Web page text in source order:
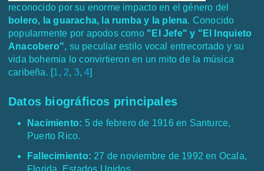
reconocido por su enorme impacto en el género del
bolero, la guaracha, la rumba y la plena. Conocido
popularmente por apodos como "El Jefe" y "El Inquieto
Anacobero", su peculiar estilo vocal entrecortado y su
vida bohemia lo convirtieron en un mito de la música
caribeña. [1, 2, 3,4]
Datos biográficos principales
Nacimiento: 5 de febrero de 1916 en Santurce,
Puerto Rico.
Fallecimiento: 27 de noviembre de 1992 en Ocala,
Florida, Estados Unidos.